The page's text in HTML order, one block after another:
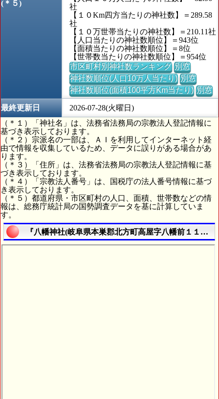
(＊５)
社
【１０Km四方当たりの神社数】＝289.58
社
【１０万世帯当たりの神社数】＝210.11社
【人口当たりの神社数順位】＝943位
【面積当たりの神社数順位】＝8位
【世帯数当たりの神社数順位】＝954位
市区町村別神社数ランキング 別窓
神社数順位(人口10万人当たり) 別窓
神社数順位(面積100平方Km当たり) 別窓
最終更新日
2026-07-28(火曜日)
（＊１）「神社名」は、法務省法務局の宗教法人登記情報に
基づき表示しております。
（＊２）宗派名の一部は、ＡＩを利用してインターネット経
由で情報を収集しているため、データに誤りがある場合があ
ります。
（＊３）「住所」は、法務省法務局の宗教法人登記情報に基
づき表示しております。
（＊４）「宗教法人番号」は、国税庁の法人番号情報に基づ
き表示しております。
（＊５）都道府県・市区町村の人口、面積、世帯数などの情
報は、総務庁統計局の国勢調査データを基に計算していま
す。
『八幡神社(岐阜県本巣郡北方町高屋字八幡前１１５